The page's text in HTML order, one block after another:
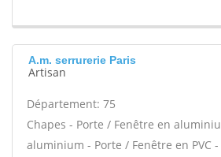
A.m. serrurerie Paris
Artisan
Département: 75
Chapes - Porte / Fenêtre en
aluminium - Porte / Fenêtre en PVC